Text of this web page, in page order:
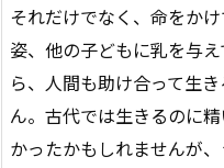
それだけでなく、命をか
姿、他の子どもに乳を与
ら、人間も助け合って生
ん。古代では生きるのに
かったかもしれませんが